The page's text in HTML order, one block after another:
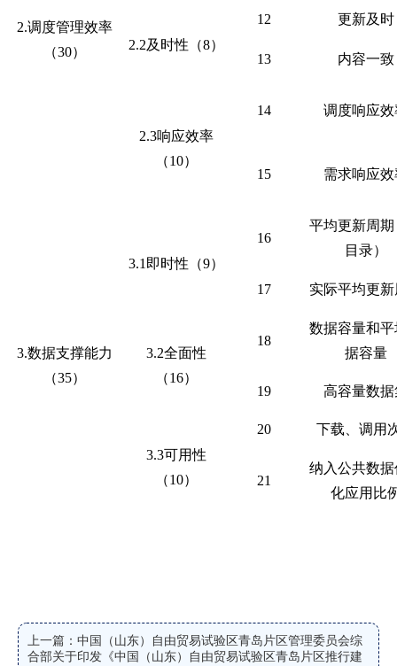
2.调度管理效率
（30）
2.2及时性（8）
12 更新及时
13 内容一致
2.3响应效率
（10）
14 调度响应效
15 需求响应效
3.数据支撑能力
（35）
3.1即时性（9）
16
平均更新周
目录）
17 实际平均更
3.2全面性
（16）
18
数据容量和
据容量
19 高容量数据
3.3可用性
（10）
20 下载、调用
21
纳入公共数
化应用比
上一篇：中国（山东）自由贸易试验区青岛片区管理委员会综
合部关于印发《中国（山东）自由贸易试验区青岛片区推行建